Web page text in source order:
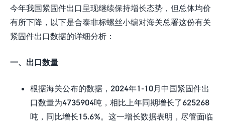
今年我国紧固件出口呈现继续保持增长态势，但总体均价
有所下降，以下是合泰非标螺丝小编对海关总署这份有关
紧固件出口数据的详细分析：
一、出口数量
根据海关公布的数据，2024年1-10月中国紧固件出
口数量为4735904吨，相比上年同期增长了625268
吨，同比增长15.6%。这一增长数据表明，尽管面临